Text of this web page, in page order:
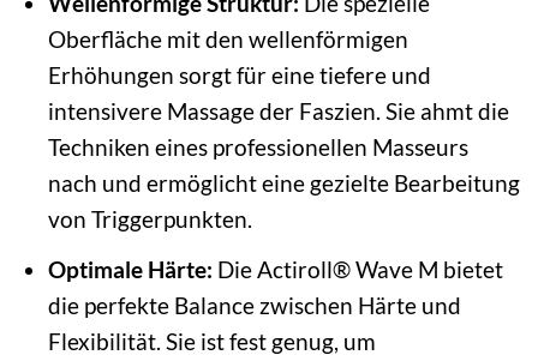
Oberfläche mit den wellenförmigen
Erhöhungen sorgt für eine tiefere und
intensivere Massage der Faszien. Sie ahmt die
Techniken eines professionellen Masseurs
nach und ermöglicht eine gezielte Bearbeitung
von Triggerpunkten.
Optimale Härte: Die Actiroll® Wave M bietet
die perfekte Balance zwischen Härte und
Flexibilität. Sie ist fest genug, um